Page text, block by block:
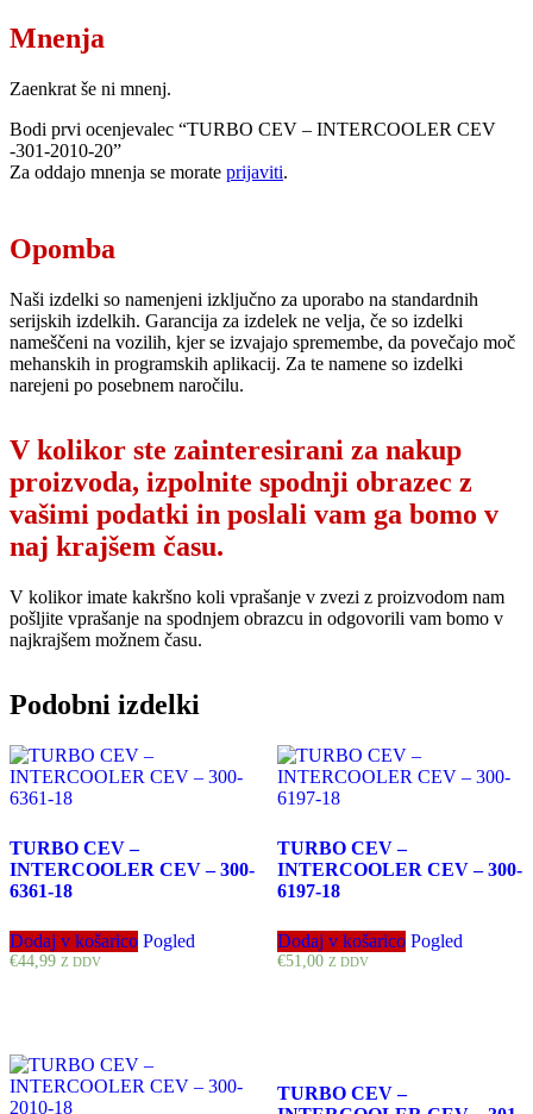
Mnenja
Zaenkrat še ni mnenj.
Bodi prvi ocenjevalec “TURBO CEV – INTERCOOLER CEV
-301-2010-20”
Za oddajo mnenja se morate prijaviti.
Opomba
Naši izdelki so namenjeni izključno za uporabo na standardnih
serijskih izdelkih. Garancija za izdelek ne velja, če so izdelki
nameščeni na vozilih, kjer se izvajajo spremembe, da povečajo moč
mehanskih in programskih aplikacij. Za te namene so izdelki
narejeni po posebnem naročilu.
V kolikor ste zainteresirani za nakup
proizvoda, izpolnite spodnji obrazec z
vašimi podatki in poslali vam ga bomo v
naj krajšem času.
V kolikor imate kakršno koli vprašanje v zvezi z proizvodom nam
pošljite vprašanje na spodnjem obrazcu in odgovorili vam bomo v
najkrajšem možnem času.
Podobni izdelki
TURBO CEV –
INTERCOOLER CEV – 300-
6361-18
Dodaj v košarico Pogled
€44,99 Z DDV
TURBO CEV –
INTERCOOLER CEV – 300-
6197-18
Dodaj v košarico Pogled
€51,00 Z DDV
TURBO CEV –